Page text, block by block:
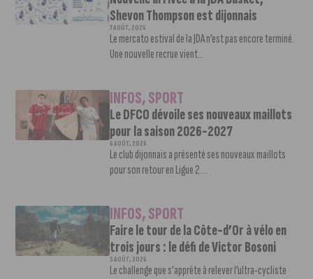
Shevon Thompson est dijonnais
7 AOÛT, 2026
Le mercato estival de la JDA n’est pas encore terminé.
Une nouvelle recrue vient...
INFOS,SPORT
Le DFCO dévoile ses nouveaux maillots
pour la saison 2026-2027
6 AOÛT, 2026
Le club dijonnais a présenté ses nouveaux maillots
pour son retour en Ligue 2....
INFOS,SPORT
Faire le tour de la Côte-d’Or à vélo en
trois jours : le défi de Victor Bosoni
5 AOÛT, 2026
Le challenge que s’apprête à relever l’ultra-cycliste